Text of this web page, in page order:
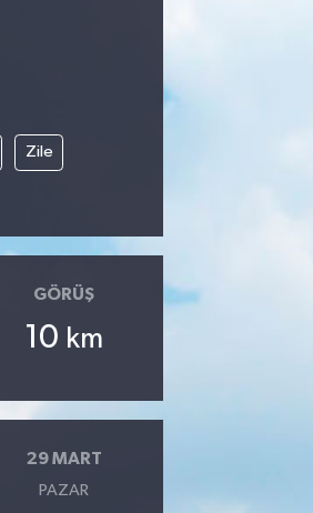
Zile
GÖRÜŞ
10 km
29 MART
PAZAR